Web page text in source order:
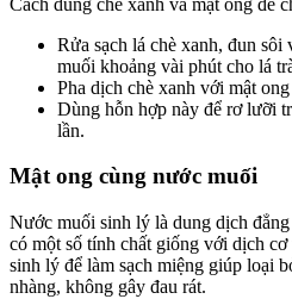
Rửa sạch lá chè xanh, đun
muối khoảng vài phút cho lá
Pha dịch chè xanh với mật
Dùng hỗn hợp này để rơ lưỡi
lần.
Mật ong cùng nước muối
Nước muối sinh lý là dung dịch
có một số tính chất giống với dịch
sinh lý để làm sạch miệng giúp loại
nhàng, không gây đau rát.